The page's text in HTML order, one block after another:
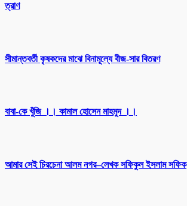
ত্রাণ
সীমান্তবর্তী কৃষকদের মাঝে বিনামূল্যে বীজ-সার বিতরণ
বাবা-কে খুঁজি ।। কামাল হোসেন মাহমুদ ।।
আমার সেই চিরচেনা আলম নগর–লেখক সফিকুল ইসলাম সফিক